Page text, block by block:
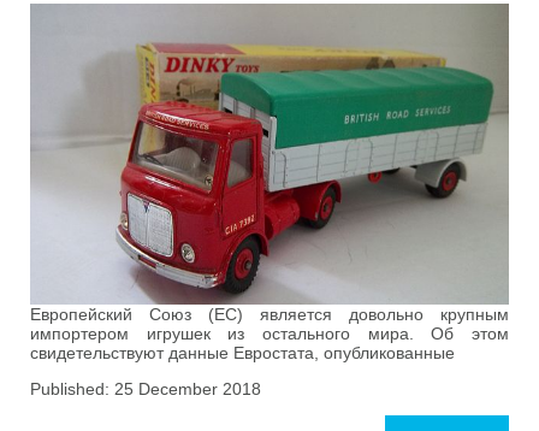
Европейский Союз (ЕС) является довольно крупным
импортером игрушек из остального мира. Об этом
свидетельствуют данные Евростата, опубликованные
Published: 25 December 2018